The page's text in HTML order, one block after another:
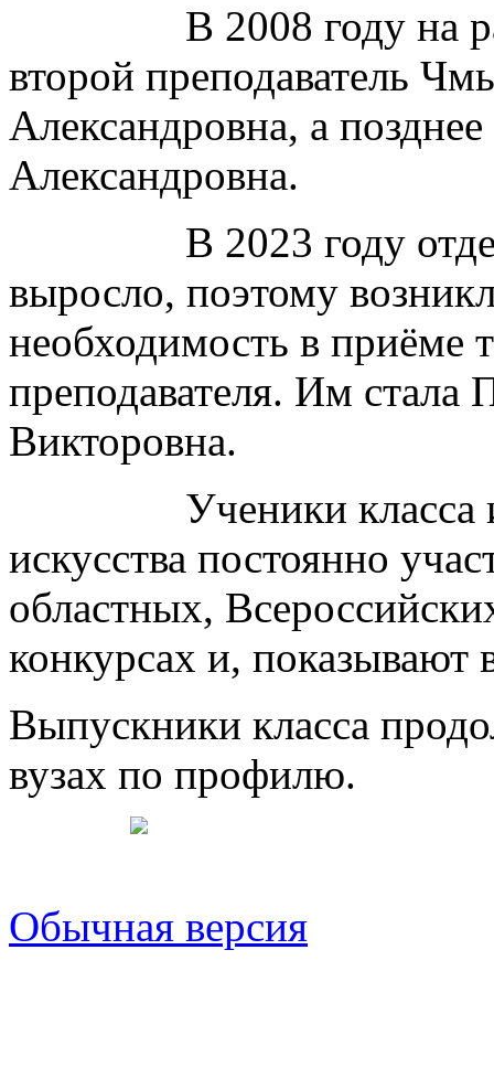
В 2008 году на
второй преподаватель
Александровна, а
Александровна.
В 2023 году
выросло, поэтому
необходимость в приёме
преподавателя. Им стала
Викторовна.
Ученики класса
искусства постоянно
областных,
конкурсах и, показывают
Выпускники класса
вузах по профилю.
Обычная версия